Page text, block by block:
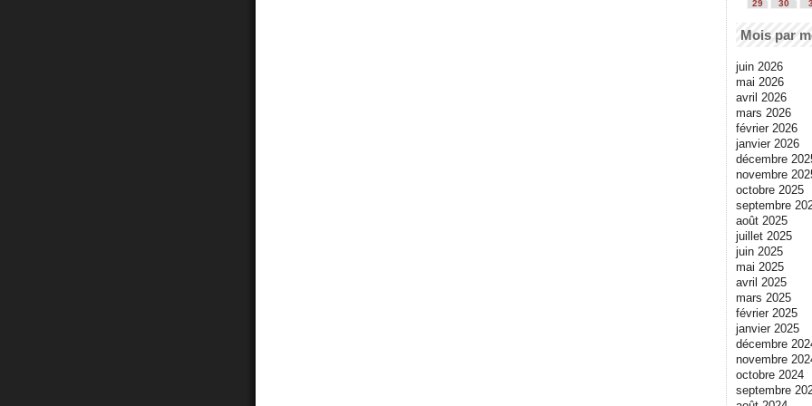
29
30
Mois par
juin 2026
mai 2026
avril 2026
mars 2026
février 2026
janvier 2026
décembre
novembre
octobre 2025
septembre
août 2025
juillet 2025
juin 2025
mai 2025
avril 2025
mars 2025
février 2025
janvier 2025
décembre
novembre
octobre 2024
septembre